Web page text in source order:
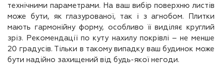
технічними параметрами. На ваш вибір поверхню листів
може бути, як глазурованої, так і з агнобом. Плитки
мають гармонійну форму, особливо її виділяє круглий
зріз. Рекомендації по куту нахилу покрівлі – не менше
20 градусів. Тільки в такому випадку ваш будинок може
бути надійно захищений від будь-якої негоди.